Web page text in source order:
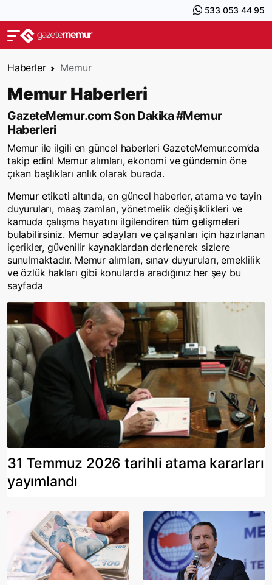
533 053 44 95
Haberler Memur
Memur Haberleri
GazeteMemur.com Son Dakika #Memur
Haberleri
Memur ile ilgili en güncel haberleri GazeteMemur.com’da
takip edin! Memur alımları, ekonomi ve gündemin öne
çıkan başlıkları anlık olarak burada.
Memur etiketi altında, en güncel haberler, atama ve tayin
duyuruları, maaş zamları, yönetmelik değişiklikleri ve
kamuda çalışma hayatını ilgilendiren tüm gelişmeleri
bulabilirsiniz. Memur adayları ve çalışanları için hazırlanan
içerikler, güvenilir kaynaklardan derlenerek sizlere
sunulmaktadır. Memur alımları, sınav duyuruları, emeklilik
ve özlük hakları gibi konularda aradığınız her şey bu
sayfada
31 Temmuz 2026 tarihli atama kararları
yayımlandı